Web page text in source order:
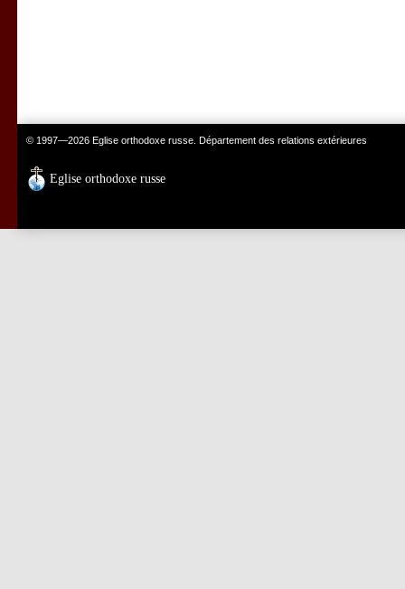
© 1997—2026 Eglise orthodoxe russe. Département des relations extérieures
Eglise orthodoxe russe